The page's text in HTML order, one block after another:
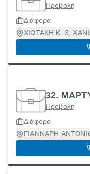
Προβολή
Διάφορα
ΧΙΩΤΑΚΗ Κ. 3,
32.
Προβολή
Διάφορα
ΓΙΑΝΝΑΡΗ